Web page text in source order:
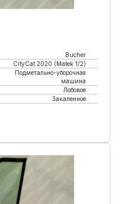
Bucher
CityCat 2020 (Matek 1/2)
Подметально-уборочная
машина
Лобовое
Закаленное